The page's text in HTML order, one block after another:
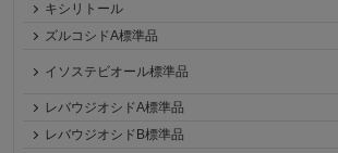
キシリトール
ズルコシドA標準品
イソステビオール標準品
レバウジオシドA標準品
レバウジオシドB標準品